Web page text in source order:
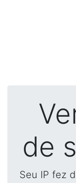
de
Seu IP fez